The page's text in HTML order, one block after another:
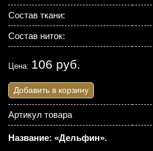
Состав ткани:
Состав ниток:
Цена: 106 руб.
Добавить в корзину
Артикул товара
Название: «Дельфин».